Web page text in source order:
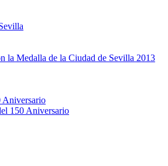
la Medalla de la Ciudad de Sevilla 2013
Aniversario
150 Aniversario